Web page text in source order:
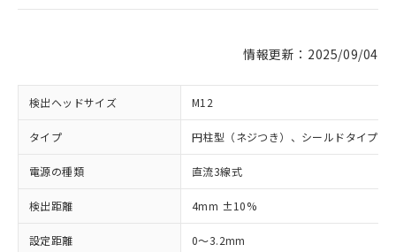
情報更新：2025/09/04
検出ヘッドサイズ M12
タイプ 円柱型（ネジつき）、シールドタイプ
電源の種類 直流3線式
検出距離 4mm ±10%
設定距離 0～3.2mm